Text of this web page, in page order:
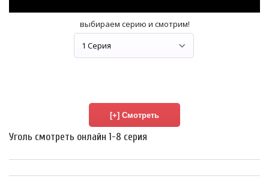
выбираем серию и смотрим!
Уголь смотреть онлайн 1-8 серия